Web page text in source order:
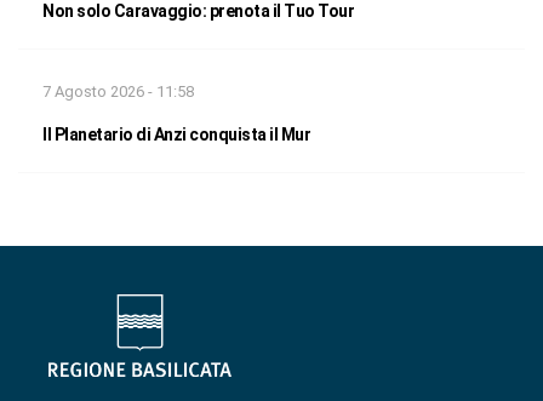
Non solo Caravaggio: prenota il Tuo Tour
7 Agosto 2026 - 11:58
Il Planetario di Anzi conquista il Mur